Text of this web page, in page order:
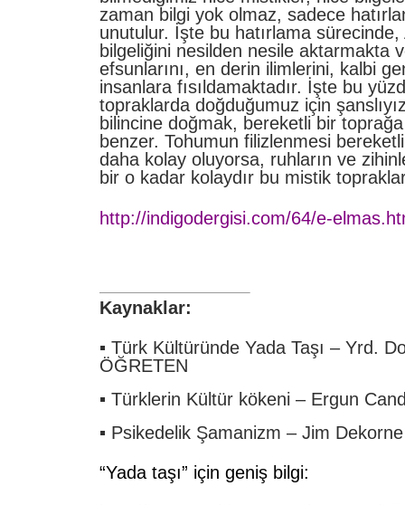
zaman bilgi yok olmaz, sadece
unutulur. İşte bu hatırlama
bilgeliğini nesilden nesile aktarmakta
efsunlarını, en derin ilimlerini, kalbi
insanlara fısıldamaktadır. İşte bu
topraklarda doğduğumuz için
bilincine doğmak, bereketli bir
benzer. Tohumun filizlenmesi
daha kolay oluyorsa, ruhların ve
bir o kadar kolaydır bu mistik
http://indigodergisi.com/64/e-
Kaynaklar:
▪ Türk Kültüründe Yada Taşı – Yrd.
ÖĞRETEN
▪ Türklerin Kültür kökeni – Ergun
▪ Psikedelik Şamanizm – Jim Dekorne
“Yada taşı” için geniş bilgi: